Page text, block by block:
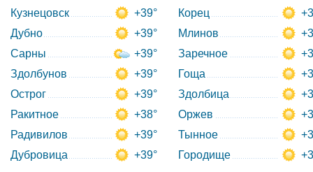
Кузнецовск
+39°
Дубно
+39°
Сарны
+39°
Здолбунов
+39°
Острог
+39°
Ракитное
+38°
Радивилов
+39°
Дубровица
+39°
Корец
Млинов
Заречное
Гоща
Здолбица
Оржев
Тынное
Городище